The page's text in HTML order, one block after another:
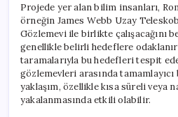
Projede yer alan bilim insanları,
örneğin James Webb Uzay
Gözlemevi ile birlikte çalışacağını
genellikle belirli hedeflere
taramalarıyla bu hedefleri tespit
gözlemevleri arasında
yaklaşım, özellikle kısa süreli veya
yakalanmasında etkili olabilir.